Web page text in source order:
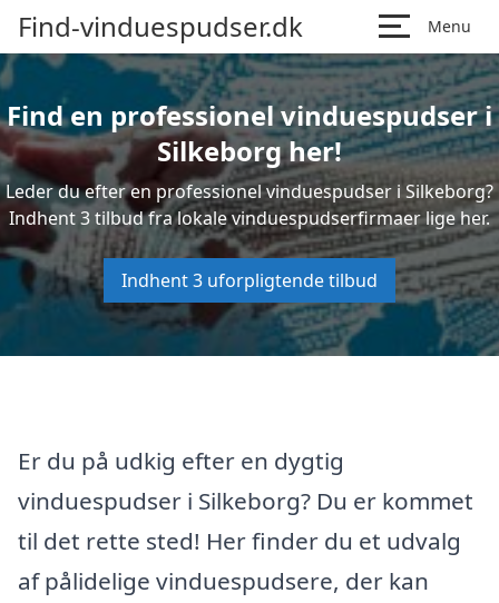
Find-vinduespudser.dk Menu
Find en professionel vinduespudser i
Silkeborg her!
Leder du efter en professionel vinduespudser i Silkeborg?
Indhent 3 tilbud fra lokale vinduespudserfirmaer lige her.
Indhent 3 uforpligtende tilbud
Er du på udkig efter en dygtig
vinduespudser i Silkeborg? Du er kommet
til det rette sted! Her finder du et udvalg
af pålidelige vinduespudsere, der kan